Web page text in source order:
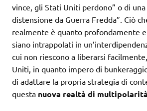
vince, gli Stati Uniti perdono” o di una
distensione da Guerra Fredda”. Ciò
realmente è quanto profondamente
siano intrappolati in
cui non riescono a liberarsi
Uniti, in quanto impero di
di adattare la propria strategia di
questa nuova realtà di multipolarità